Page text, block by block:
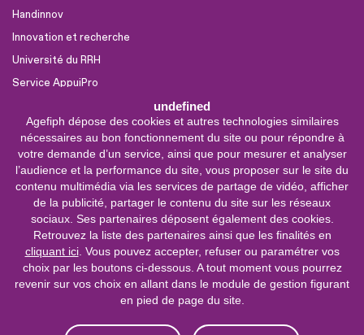
undefined
Agefiph dépose des cookies et autres technologies similaires
nécessaires au bon fonctionnement du site ou pour répondre à
votre demande d’un service, ainsi que pour mesurer et analyser
l’audience et la performance du site, vous proposer sur le site du
contenu multimédia via les services de partage de vidéo, afficher
de la publicité, partager le contenu du site sur les réseaux
sociaux. Ses partenaires déposent également des cookies.
Retrouvez la liste des partenaires ainsi que les finalités en
cliquant ici. Vous pouvez accepter, refuser ou paramétrer vos
choix par les boutons ci-dessous. A tout moment vous pourrez
revenir sur vos choix en allant dans le module de gestion figurant
en pied de page du site.
Handinnov
Innovation et recherche
Université du RRH
Service AppuiPro
Nous suivre
Youtube
Linkedin
Facebook
0 800 11 10 09
Service &
appel gratuits
Nous contacter